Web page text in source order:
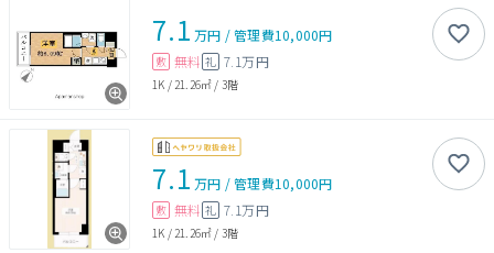
7.1 万円 /管理費10,000円
敷 無料 礼 7.1万円
1K / 21.26㎡ / 3階
7.1 万円 /管理費10,000円
敷 無料 礼 7.1万円
1K /21.26㎡ / 3階